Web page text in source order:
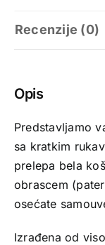
Recenzije (0)
Opis
Predstavljamo
sa kratkim
prelepa bela
obrascem
osećate
Izrađena od